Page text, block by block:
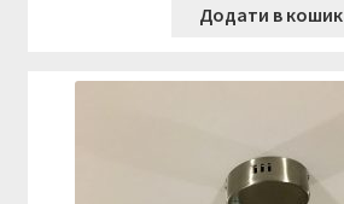
Додати в кошик